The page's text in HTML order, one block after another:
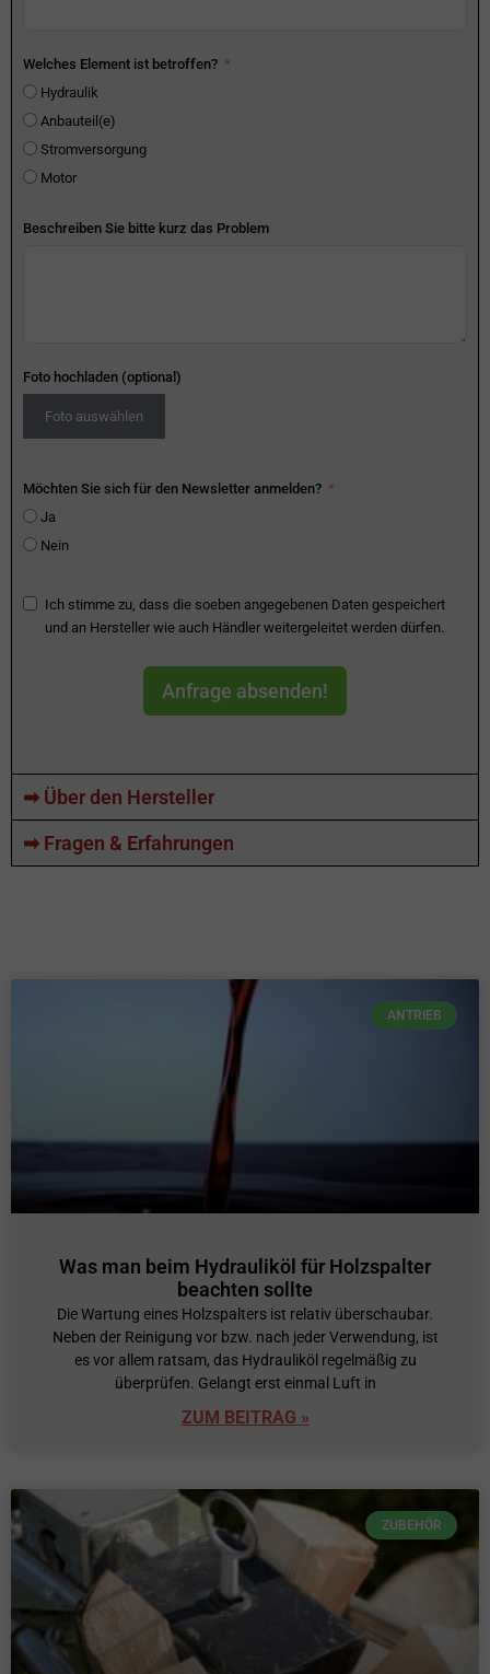
Welches Element ist betroffen?
Hydraulik
Anbauteil(e)
Stromversorgung
Motor
Beschreiben Sie bitte kurz das Problem
Foto hochladen (optional)
Foto auswählen
Möchten Sie sich für den Newsletter anmelden?
Ja
Nein
Ich stimme zu, dass die soeben angegebenen Daten gespeichert
und an Hersteller wie auch Händler weitergeleitet werden dürfen.
Anfrage absenden!
➡ Über den Hersteller
➡ Fragen & Erfahrungen
ANTRIEB
Was man beim Hydrauliköl für Holzspalter
beachten sollte
Die Wartung eines Holzspalters ist relativ überschaubar.
Neben der Reinigung vor bzw. nach jeder Verwendung, ist
es vor allem ratsam, das Hydrauliköl regelmäßig zu
überprüfen. Gelangt erst einmal Luft in
ZUM BEITRAG »
ZUBEHÖR